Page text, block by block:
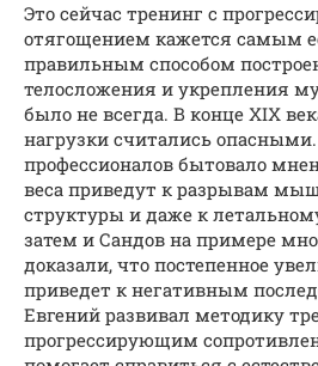
Это сейчас тренинг с
отягощением кажется самым
правильным способом
телосложения и укрепления
было не всегда. В конце XIX
нагрузки считались
профессионалов бытовало
веса приведут к разрывам
структуры и даже к
затем и Сандов на примере
доказали, что постепенное
приведет к негативным
Евгений развивал методику
прогрессирующим